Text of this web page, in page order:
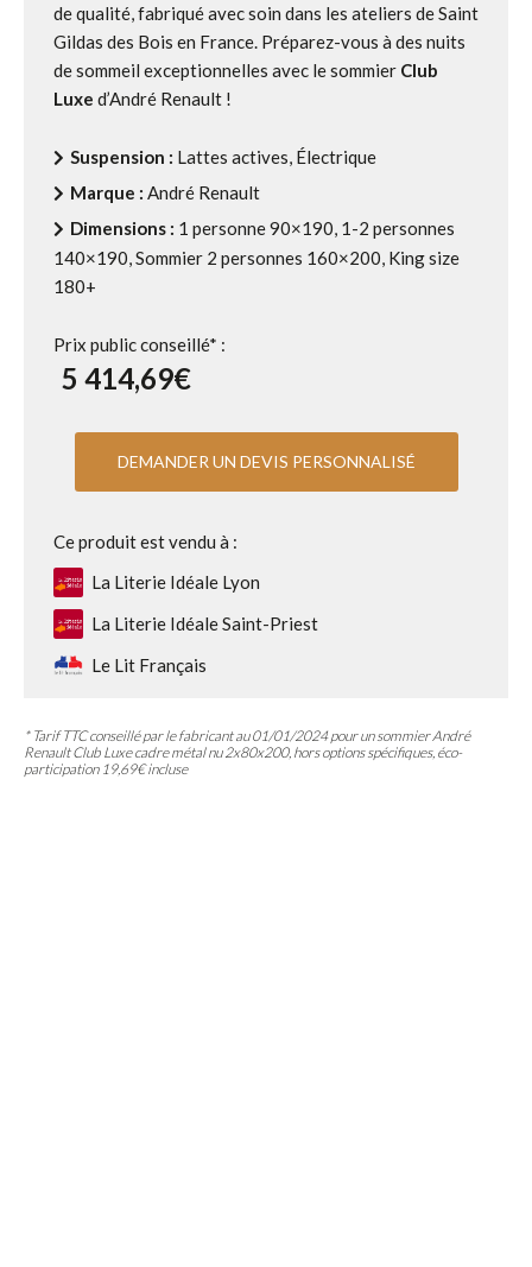
de qualité, fabriqué avec soin dans les ateliers de Saint
Gildas des Bois en France. Préparez-vous à des nuits
de sommeil exceptionnelles avec le sommier Club
Luxe d’André Renault !
Suspension : Lattes actives, Électrique
Marque : André Renault
Dimensions : 1 personne 90×190, 1-2 personnes
140×190, Sommier 2 personnes 160×200, King size
180+
Prix public conseillé* :
5 414,69€
DEMANDER UN DEVIS PERSONNALISÉ
Ce produit est vendu à :
La Literie Idéale Lyon
La Literie Idéale Saint-Priest
Le Lit Français
* Tarif TTC conseillé par le fabricant au 01/01/2024 pour un sommier André
Renault Club Luxe cadre métal nu 2x80x200, hors options spécifiques, éco-
participation 19,69€ incluse